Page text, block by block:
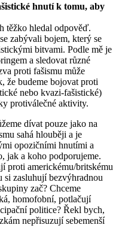
hnutí k tomu, aby
těžko hledal odpověď.
zabývali bojem, který se
bitvami. Podle mě je
a sledovat různé
proti fašismu může
že budeme bojovat proti
nebo kvazi-fašistické)
protiválečné aktivity.
dívat pouze jako na
sahá hlouběji a je
opozičními hnutími a
jak a koho podporujeme.
proti americkému/britskému
si zasluhují bezvýhradnou
zač? Chceme
homofobní, potlačují
politice? Řekl bych,
nepřisuzují sebemenší